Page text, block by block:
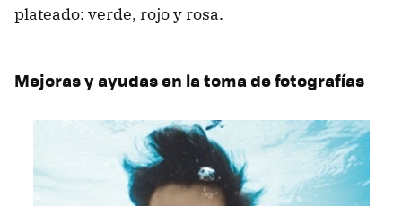
plateado: verde, rojo y rosa.
Mejoras y ayudas en la toma de fotografías